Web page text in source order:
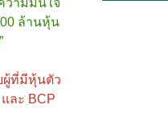
ล้านหุ้น
ผู้ที่มีหุ้นตัว
ละ BCP